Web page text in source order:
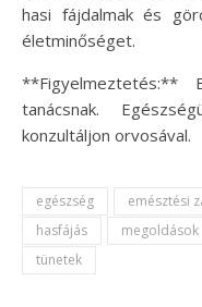
hasi fájdalmak és
életminőséget.
tanácsnak.
konzultáljon orvosával.
egészség emésztési
hasfájás
megoldások
tünetek